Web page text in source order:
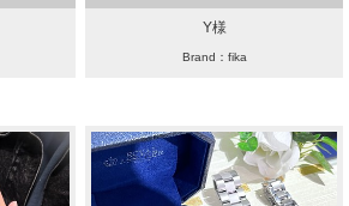
Y様
Brand：fika